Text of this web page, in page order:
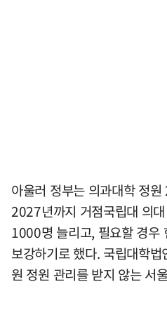
아울러 정부는 의과대학 정
2027년까지 거점국립대 의
1000명 늘리고, 필요할 경우
보강하기로 했다. 국립대학
원 정원 관리를 받지 않는 서